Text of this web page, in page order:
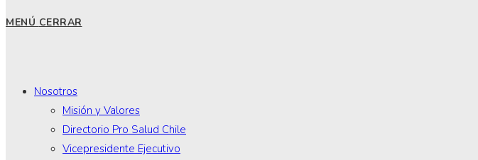
MENÚ CERRAR
Nosotros
Misión y Valores
Directorio Pro Salud Chile
Vicepresidente Ejecutivo